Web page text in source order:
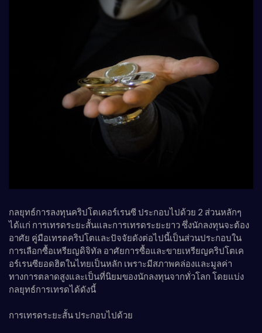
กลยุทธ์การลงทุนคริปโตเคอร์เรนซี ประกอบไปด้วย 2 ส่วนหลักๆ
ได้แก่ การเทรดระยะสั้นและการเทรดระยะยาว ซึ่งนักลงทุนจะต้อง
อาศัย คู่มือเทรดคริปโตและปัจจัยดังต่อไปนี้เป็นส่วนประกอบใน
การเลือกซื้อเหรียญดิจิทัล อาศัยการซื้อและขายเหรียญคริปโตเค
อร์เรนซียอดฮิตในไทยเป็นหลัก เพราะมีสภาพคล่องและมูลค่า
ทางการตลาดสูงและเป็นที่นิยมของนักลงทุนจากทั่วโลก โดยแบ่ง
กลยุทธ์การเทรดได้ดังนี้
การเทรดระยะสั้น ประกอบไปด้วย